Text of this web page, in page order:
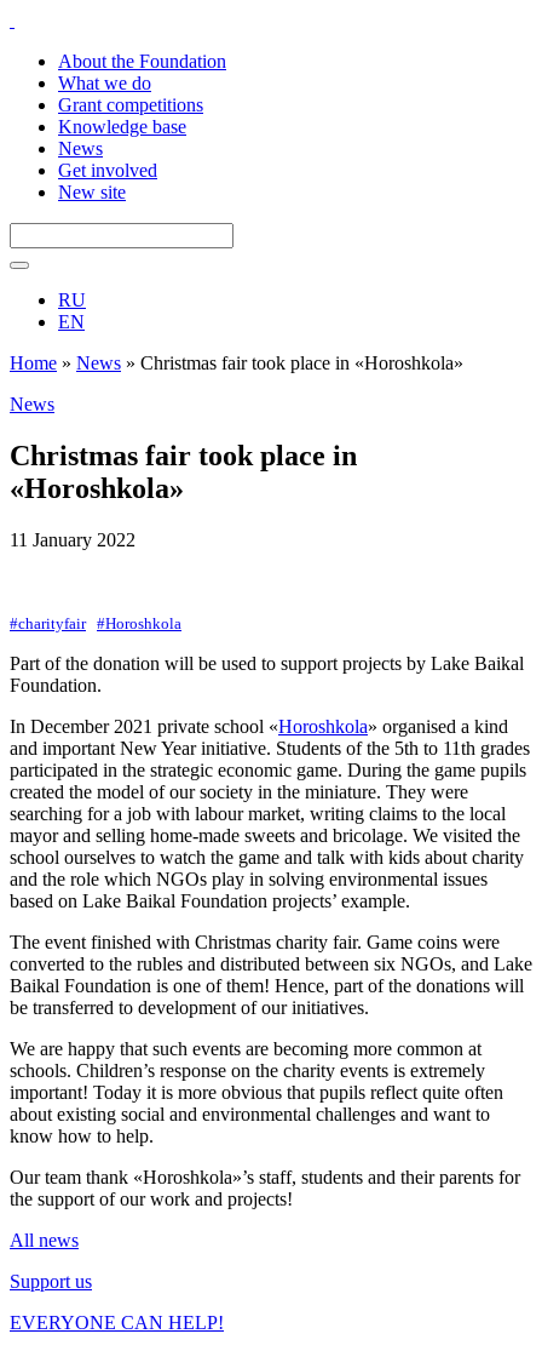
About the Foundation
What we do
Grant competitions
Knowledge base
News
Get involved
New site
RU
EN
Home » News » Christmas fair took place in «Horoshkola»
News
Christmas fair took place in
«Horoshkola»
11 January 2022
#charityfair #Horoshkola
Part of the donation will be used to support projects by Lake Baikal
Foundation.
In December 2021 private school «Horoshkola» organised a kind
and important New Year initiative. Students of the 5th to 11th grades
participated in the strategic economic game. During the game pupils
created the model of our society in the miniature. They were
searching for a job with labour market, writing claims to the local
mayor and selling home-made sweets and bricolage. We visited the
school ourselves to watch the game and talk with kids about charity
and the role which NGOs play in solving environmental issues
based on Lake Baikal Foundation projects’ example.
The event finished with Christmas charity fair. Game coins were
converted to the rubles and distributed between six NGOs, and Lake
Baikal Foundation is one of them! Hence, part of the donations will
be transferred to development of our initiatives.
We are happy that such events are becoming more common at
schools. Children’s response on the charity events is extremely
important! Today it is more obvious that pupils reflect quite often
about existing social and environmental challenges and want to
know how to help.
Our team thank «Horoshkola»’s staff, students and their parents for
the support of our work and projects!
All news
Support us
EVERYONE CAN HELP!